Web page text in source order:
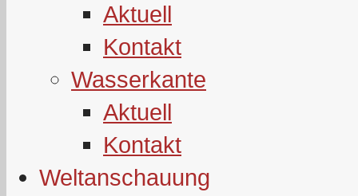
Aktuell
Kontakt
Wasserkante
Aktuell
Kontakt
Weltanschauung